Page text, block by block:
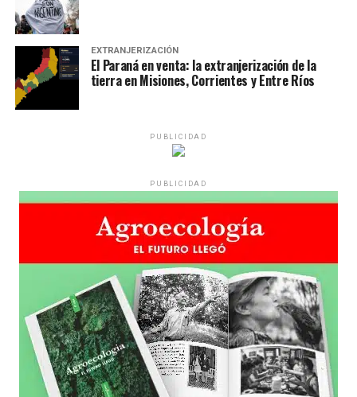
EXTRANJERIZACIÓN
El Paraná en venta: la extranjerización de la
tierra en Misiones, Corrientes y Entre Ríos
PUBLICIDAD
PUBLICIDAD